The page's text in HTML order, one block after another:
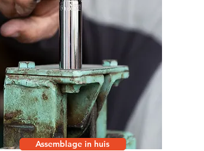
Assemblage in huis